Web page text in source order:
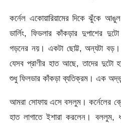
কর্নেল একোয়ারিয়ামের দিকে ঝুঁকে
ডার্লিং, ফিডলার কাঁকড়ার দুপাশের
গড়নের নয়। একটা ছোট্ট, অন্যটা
যেসব প্রাণীর হাত আছে, তাদের
শুধু ফিলডার কাঁকড়া ব্যতিক্রম। এক
আমরা সোফায় এসে বসলুম। কর্নেলের
হাত লাগাতে ইশারা করলেন। বললুম,